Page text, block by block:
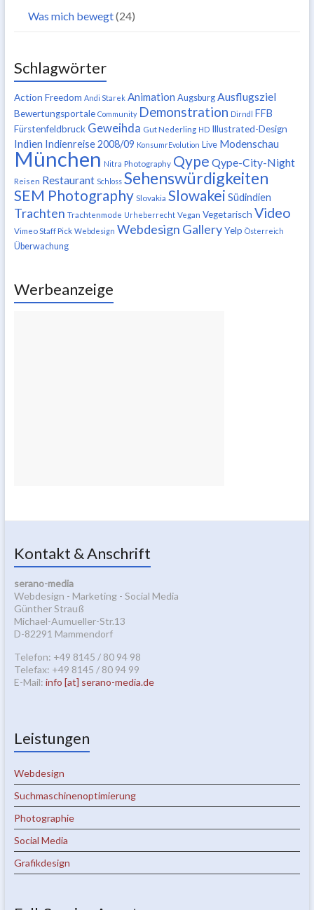
Was mich bewegt(24)
Schlagwörter
Action Freedom Andi Starek Animation Augsburg Ausflugsziel
Bewertungsportale Community Demonstration Dirndl FFB
Fürstenfeldbruck Geweihda Gut Nederling HD Illustrated-Design
Indien Indienreise 2008/09 KonsumrEvolution Live Modenschau
München Nitra Photography Qype Qype-City-Night
Reisen Restaurant Schloss Sehenswürdigkeiten
SEM Photography Slovakia Slowakei Südindien
Trachten Trachtenmode Urheberrecht Vegan Vegetarisch Video
Vimeo Staff Pick Webdesign Webdesign Gallery Yelp Österreich
Überwachung
Werbeanzeige
Kontakt & Anschrift
serano-media
Webdesign - Marketing - Social Media
Günther Strauß
Michael-Aumueller-Str.13
D-82291 Mammendorf
Telefon: +49 8145 / 80 94 98
Telefax: +49 8145 / 80 94 99
E-Mail: info [at] serano-media.de
Leistungen
Webdesign
Suchmaschinenoptimierung
Photographie
Social Media
Grafikdesign